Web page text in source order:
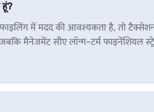
हूं?
में मदद की आवश्यकता है, तो
मैनेजमेंट सीए लॉन्ग-टर्म फाइनेंशियल